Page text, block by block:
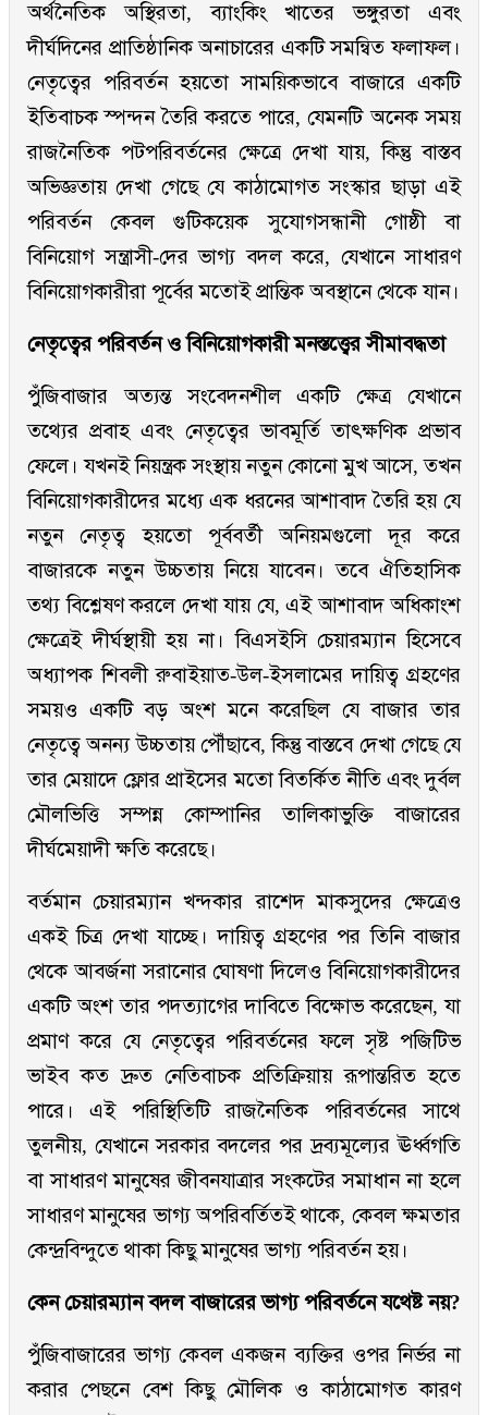
অর্থনৈতিক অস্থিরতা, ব্যাংকিং খাতের ভঙ্গুরতা এবং
দীর্ঘদিনের প্রাতিষ্ঠানিক অনাচারের একটি সমন্বিত ফলাফল।
নেতৃত্বের পরিবর্তন হয়তো সাময়িকভাবে বাজারে একটি
ইতিবাচক স্পন্দন তৈরি করতে পারে, যেমনটি অনেক সময়
রাজনৈতিক পটপরিবর্তনের ক্ষেত্রে দেখা যায়, কিন্তু বাস্তব
অভিজ্ঞতায় দেখা গেছে যে কাঠামোগত সংস্কার ছাড়া এই
পরিবর্তন কেবল গুটিকয়েক সুযোগসন্ধানী গোষ্ঠী বা
বিনিয়োগ সন্ত্রাসী-দের ভাগ্য বদল করে, যেখানে সাধারণ
বিনিয়োগকারীরা পূর্বের মতোই প্রান্তিক অবস্থানে থেকে যান।
নেতৃত্বের পরিবর্তন ও বিনিয়োগকারী মনস্তত্ত্বের সীমাবদ্ধতা
পুঁজিবাজার অত্যন্ত সংবেদনশীল একটি ক্ষেত্র যেখানে
তথ্যের প্রবাহ এবং নেতৃত্বের ভাবমূর্তি তাৎক্ষণিক প্রভাব
ফেলে। যখনই নিয়ন্ত্রক সংস্থায় নতুন কোনো মুখ আসে, তখন
বিনিয়োগকারীদের মধ্যে এক ধরনের আশাবাদ তৈরি হয় যে
নতুন নেতৃত্ব হয়তো পূর্ববর্তী অনিয়মগুলো দূর করে
বাজারকে নতুন উচ্চতায় নিয়ে যাবেন। তবে ঐতিহাসিক
তথ্য বিশ্লেষণ করলে দেখা যায় যে, এই আশাবাদ অধিকাংশ
ক্ষেত্রেই দীর্ঘস্থায়ী হয় না। বিএসইসি চেয়ারম্যান হিসেবে
অধ্যাপক শিবলী রুবাইয়াত-উল-ইসলামের দায়িত্ব গ্রহণের
সময়ও একটি বড় অংশ মনে করেছিল যে বাজার তার
নেতৃত্বে অনন্য উচ্চতায় পৌঁছাবে, কিন্তু বাস্তবে দেখা গেছে যে
তার মেয়াদে ফ্লোর প্রাইসের মতো বিতর্কিত নীতি এবং দুর্বল
মৌলভিত্তি সম্পন্ন কোম্পানির তালিকাভুক্তি বাজারের
দীর্ঘমেয়াদী ক্ষতি করেছে।
বর্তমান চেয়ারম্যান খন্দকার রাশেদ মাকসুদের ক্ষেত্রেও
একই চিত্র দেখা যাচ্ছে। দায়িত্ব গ্রহণের পর তিনি বাজার
থেকে আবর্জনা সরানোর ঘোষণা দিলেও বিনিয়োগকারীদের
একটি অংশ তার পদত্যাগের দাবিতে বিক্ষোভ করেছেন, যা
প্রমাণ করে যে নেতৃত্বের পরিবর্তনের ফলে সৃষ্ট পজিটিভ
ভাইব কত দ্রুত নেতিবাচক প্রতিক্রিয়ায় রূপান্তরিত হতে
পারে। এই পরিস্থিতিটি রাজনৈতিক পরিবর্তনের সাথে
তুলনীয়, যেখানে সরকার বদলের পর দ্রব্যমূল্যের ঊর্ধ্বগতি
বা সাধারণ মানুষের জীবনযাত্রার সংকটের সমাধান না হলে
সাধারণ মানুষের ভাগ্য অপরিবর্তিতই থাকে, কেবল ক্ষমতার
কেন্দ্রবিন্দুতে থাকা কিছু মানুষের ভাগ্য পরিবর্তন হয়।
কেন চেয়ারম্যান বদল বাজারের ভাগ্য পরিবর্তনে যথেষ্ট নয়?
পুঁজিবাজারের ভাগ্য কেবল একজন ব্যক্তির ওপর নির্ভর না
করার পেছনে বেশ কিছু মৌলিক ও কাঠামোগত কারণ